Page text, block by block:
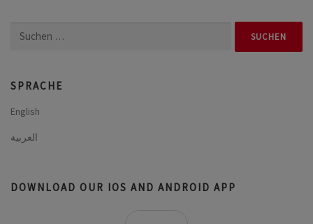
Suchen
SPRACHE
English
العربية
DOWNLOAD OUR IOS AND ANDROID APP